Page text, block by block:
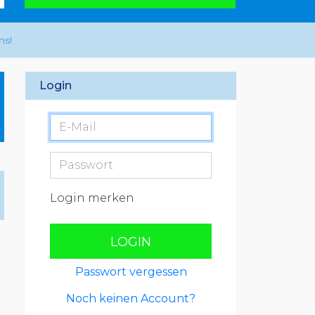
Login
Login merken
LOGIN
Passwort vergessen
Noch keinen Account?